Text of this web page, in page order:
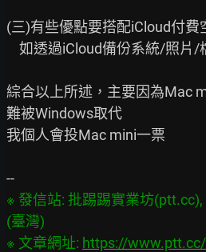
(三)有些優點要搭配iCloud付
綜合以上所述，主要因為Mac
難被Windows取代
我個人會投Mac mini一票
※ 發信站: 批踢踢實業坊
(臺灣)
※ 文章網址: https://